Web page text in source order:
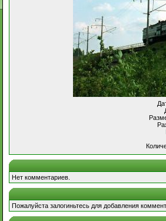
Нет комментариев.
Пожалуйста залогиньтесь для добавления